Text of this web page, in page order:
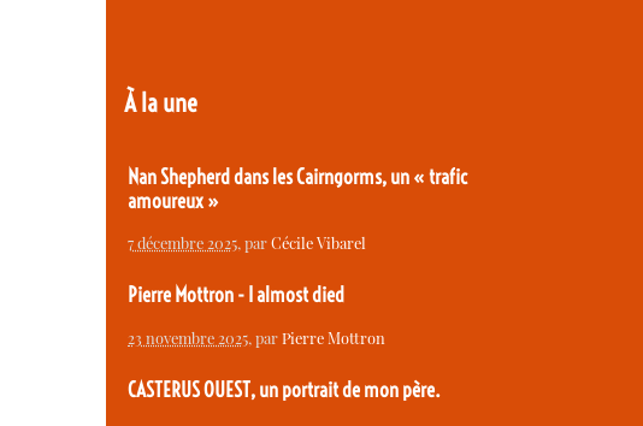
À la une
Nan Shepherd dans les Cairngorms, un « trafic
amoureux »
7 décembre 2025, parCécile Vibarel
Pierre Mottron - I almost died
23 novembre 2025, parPierre Mottron
CASTERUS OUEST, un portrait de mon père.